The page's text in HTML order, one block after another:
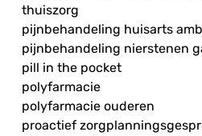
thuiszorg
pijnbehandeling huisarts
pijnbehandeling nierstenen
pill in the pocket
polyfarmacie
polyfarmacie ouderen
proactief